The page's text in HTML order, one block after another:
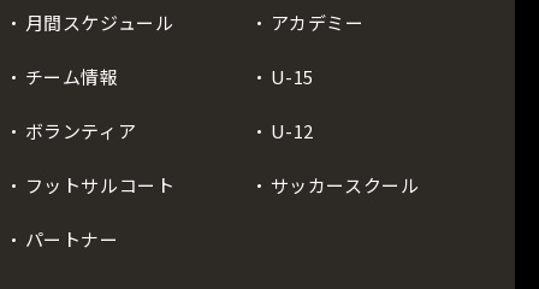
月間スケジュール
チーム情報
ボランティア
フットサルコート
パートナー
アカデミー
U-15
U-12
サッカースクール